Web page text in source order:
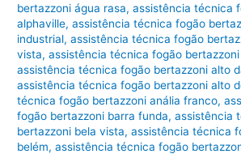
bertazzoni água rasa,assistência técnica
alphaville,assistência técnica fogão
industrial,assistência técnica fogão
vista,assistência técnica fogão
assistência técnica fogão bertazzoni alto
assistência técnica fogão bertazzoni alto
técnica fogão bertazzoni anália franco,
fogão bertazzoni barra funda,assistência
bertazzoni bela vista,assistência técnica
belém,assistência técnica fogão